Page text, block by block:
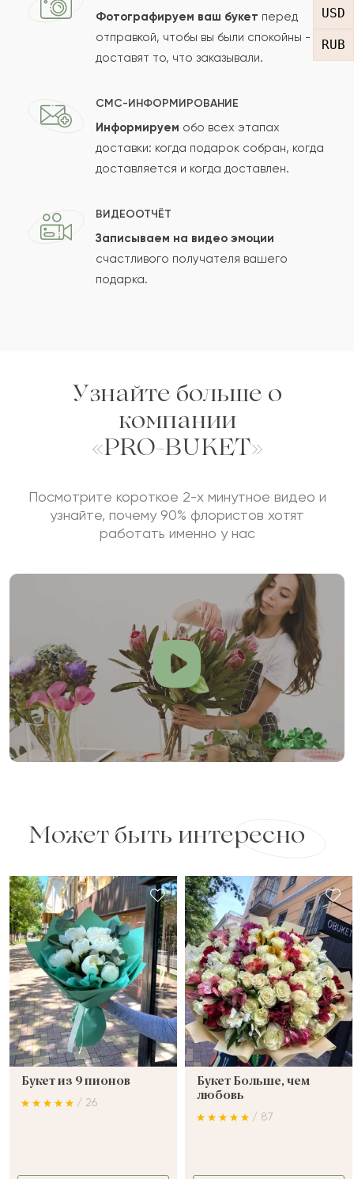
USD
RUB
Сколько будет
Отзыв будет опубликован после проверки.
Проверяем на спам.
Фотографируем ваш букет перед
отправкой, чтобы вы были спокойны -
доставят то, что заказывали.
СМС-ИНФОРМИРОВАНИЕ
Информируем обо всех этапах
доставки: когда подарок собран, когда
доставляется и когда доставлен.
ВИДЕООТЧЁТ
Записываем на видео эмоции
счастливого получателя вашего
подарка.
Узнайте больше о
компании
«PRO-BUKET»
Посмотрите короткое 2-х минутное видео и
узнайте, почему 90% флористов хотят
работать именно у нас
Может быть интересно
Букет из 9 пионов
/ 26
Букет Больше, чем
любовь
/ 87